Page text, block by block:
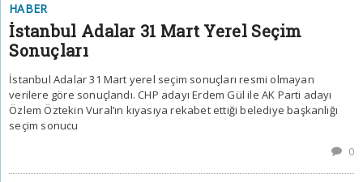
HABER
İstanbul Adalar 31 Mart Yerel Seçim
Sonuçları
İstanbul Adalar 31 Mart yerel seçim sonuçları resmi olmayan
verilere göre sonuçlandı. CHP adayı Erdem Gül ile AK Parti adayı
Özlem Öztekin Vural’ın kıyasıya rekabet ettiği belediye başkanlığı
seçim sonucu
0